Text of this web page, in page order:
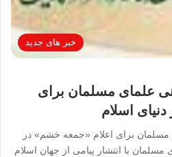
خبر های جدید
علمای مسلمان برای
اسلام
مسلمان برای اعلام «جمعه خشم» در
مسلمان با انتشار پیامی از جهان اسلام